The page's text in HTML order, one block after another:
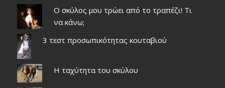
Ο σκύλος μου τρώει από το τραπέζι! Τι
να κάνω;
3 τεστ προσωπικότητας κουταβιού
Η ταχύτητα του σκύλου